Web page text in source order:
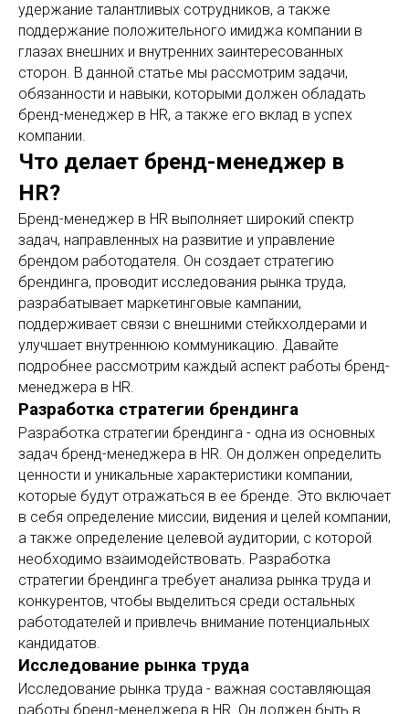
удержание талантливых сотрудников, а также
поддержание положительного имиджа компании в
глазах внешних и внутренних заинтересованных
сторон. В данной статье мы рассмотрим задачи,
обязанности и навыки, которыми должен обладать
бренд-менеджер в HR, а также его вклад в успех
компании.
Что делает бренд-менеджер в
HR?
Бренд-менеджер в HR выполняет широкий спектр
задач, направленных на развитие и управление
брендом работодателя. Он создает стратегию
брендинга, проводит исследования рынка труда,
разрабатывает маркетинговые кампании,
поддерживает связи с внешними стейкхолдерами и
улучшает внутреннюю коммуникацию. Давайте
подробнее рассмотрим каждый аспект работы бренд-
менеджера в HR.
Разработка стратегии брендинга
Разработка стратегии брендинга - одна из основных
задач бренд-менеджера в HR. Он должен определить
ценности и уникальные характеристики компании,
которые будут отражаться в ее бренде. Это включает
в себя определение миссии, видения и целей компании,
а также определение целевой аудитории, с которой
необходимо взаимодействовать. Разработка
стратегии брендинга требует анализа рынка труда и
конкурентов, чтобы выделиться среди остальных
работодателей и привлечь внимание потенциальных
кандидатов.
Исследование рынка труда
Исследование рынка труда - важная составляющая
работы бренд-менеджера в HR. Он должен быть в